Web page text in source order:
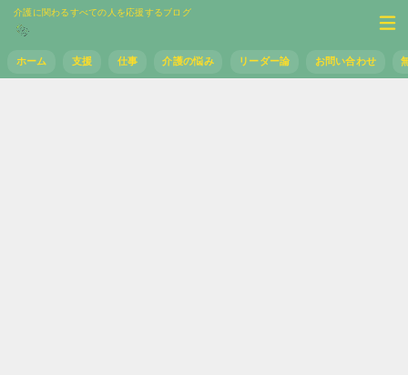
介護に関わるすべての人を応援するブログ
ホーム 支援 仕事 介護の悩み リーダー論 お問い合わせ